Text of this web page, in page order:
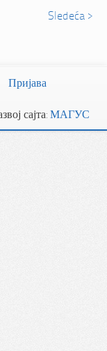
Sledeća >
Пријава
сајта: МАГУС